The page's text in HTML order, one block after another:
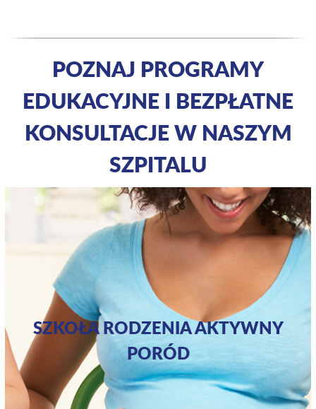
POZNAJ PROGRAMY
EDUKACYJNE I BEZPŁATNE
KONSULTACJE W NASZYM
SZPITALU
SZKOŁA RODZENIA AKTYWNY
PORÓD